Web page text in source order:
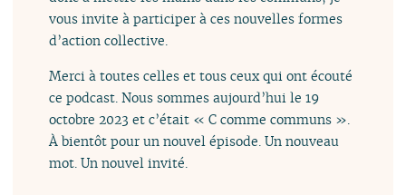
vous invite à participer à ces nouvelles formes
d’action collective.
Merci à toutes celles et tous ceux qui ont écouté
ce podcast. Nous sommes aujourd’hui le 19
octobre 2023 et c’était « C comme communs ».
À bientôt pour un nouvel épisode. Un nouveau
mot. Un nouvel invité.